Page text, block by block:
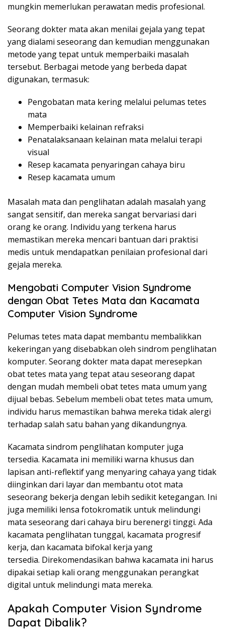
mungkin memerlukan perawatan medis profesional.
Seorang dokter mata akan menilai gejala yang tepat
yang dialami seseorang dan kemudian menggunakan
metode yang tepat untuk memperbaiki masalah
tersebut. Berbagai metode yang berbeda dapat
digunakan, termasuk:
Pengobatan mata kering melalui pelumas tetes
mata
Memperbaiki kelainan refraksi
Penatalaksanaan kelainan mata melalui terapi
visual
Resep kacamata penyaringan cahaya biru
Resep kacamata umum
Masalah mata dan penglihatan adalah masalah yang
sangat sensitif, dan mereka sangat bervariasi dari
orang ke orang. Individu yang terkena harus
memastikan mereka mencari bantuan dari praktisi
medis untuk mendapatkan penilaian profesional dari
gejala mereka.
Mengobati Computer Vision Syndrome
dengan Obat Tetes Mata dan Kacamata
Computer Vision Syndrome
Pelumas tetes mata dapat membantu membalikkan
kekeringan yang disebabkan oleh sindrom penglihatan
komputer. Seorang dokter mata dapat meresepkan
obat tetes mata yang tepat atau seseorang dapat
dengan mudah membeli obat tetes mata umum yang
dijual bebas. Sebelum membeli obat tetes mata umum,
individu harus memastikan bahwa mereka tidak alergi
terhadap salah satu bahan yang dikandungnya.
Kacamata sindrom penglihatan komputer juga
tersedia. Kacamata ini memiliki warna khusus dan
lapisan anti-reflektif yang menyaring cahaya yang tidak
diinginkan dari layar dan membantu otot mata
seseorang bekerja dengan lebih sedikit ketegangan. Ini
juga memiliki lensa fotokromatik untuk melindungi
mata seseorang dari cahaya biru berenergi tinggi. Ada
kacamata penglihatan tunggal, kacamata progresif
kerja, dan kacamata bifokal kerja yang
tersedia. Direkomendasikan bahwa kacamata ini harus
dipakai setiap kali orang menggunakan perangkat
digital untuk melindungi mata mereka.
Apakah Computer Vision Syndrome
Dapat Dibalik?